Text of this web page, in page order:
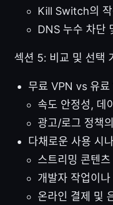
Kill Switch의 작
DNS 누수 차단
섹션 5: 비교 및 선택
무료 VPN vs 유
속도 안정성, 데
광고/로그 정책
다채로운 사용 시
스트리밍 콘텐츠
개발자 작업이
온라인 결제 및